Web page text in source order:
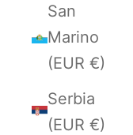
San
Marino
(EUR €)
Serbia
(EUR €)